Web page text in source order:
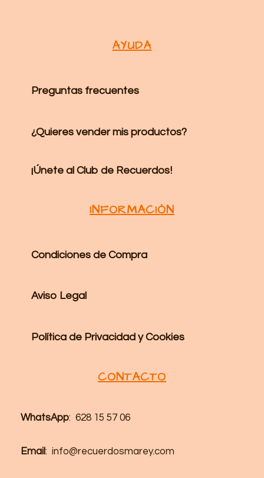
AYUDA
Preguntas frecuentes
¿Quieres vender mis productos?
¡Únete al Club de Recuerdos!
INFORMACIÓN
Condiciones de Compra
Aviso Legal
Política de Privacidad y Cookies
CONTACTO
WhatsApp: 628 15 57 06
Email: info@recuerdosmarey.com